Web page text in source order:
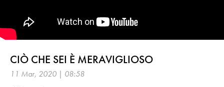
CIÒ CHE SEI È MERAVIGLIOSO
11 Mar, 2020 | 08:58